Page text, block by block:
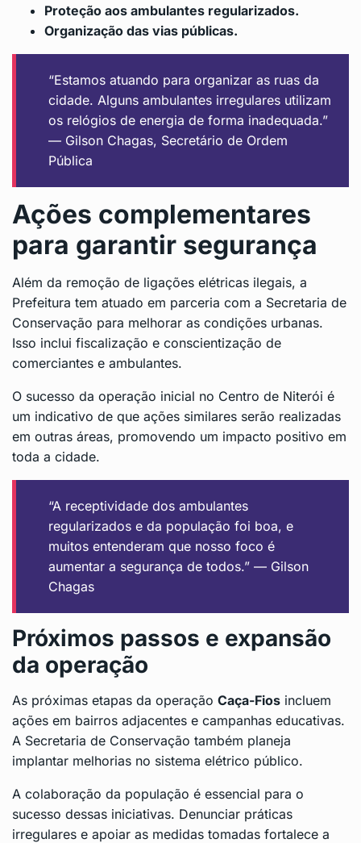
Proteção aos ambulantes regularizados.
Organização das vias públicas.
“Estamos atuando para organizar as ruas da
cidade. Alguns ambulantes irregulares utilizam
os relógios de energia de forma inadequada.”
— Gilson Chagas, Secretário de Ordem
Pública
Ações complementares
para garantir segurança
Além da remoção de ligações elétricas ilegais, a
Prefeitura tem atuado em parceria com a Secretaria de
Conservação para melhorar as condições urbanas.
Isso inclui fiscalização e conscientização de
comerciantes e ambulantes.
O sucesso da operação inicial no Centro de Niterói é
um indicativo de que ações similares serão realizadas
em outras áreas, promovendo um impacto positivo em
toda a cidade.
“A receptividade dos ambulantes
regularizados e da população foi boa, e
muitos entenderam que nosso foco é
aumentar a segurança de todos.” — Gilson
Chagas
Próximos passos e expansão
da operação
As próximas etapas da operação Caça-Fios incluem
ações em bairros adjacentes e campanhas educativas.
A Secretaria de Conservação também planeja
implantar melhorias no sistema elétrico público.
A colaboração da população é essencial para o
sucesso dessas iniciativas. Denunciar práticas
irregulares e apoiar as medidas tomadas fortalece a